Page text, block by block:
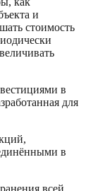
и
стоимость
в
для
в